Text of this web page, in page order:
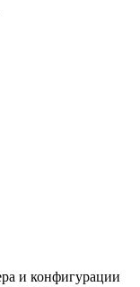
и конфигурации